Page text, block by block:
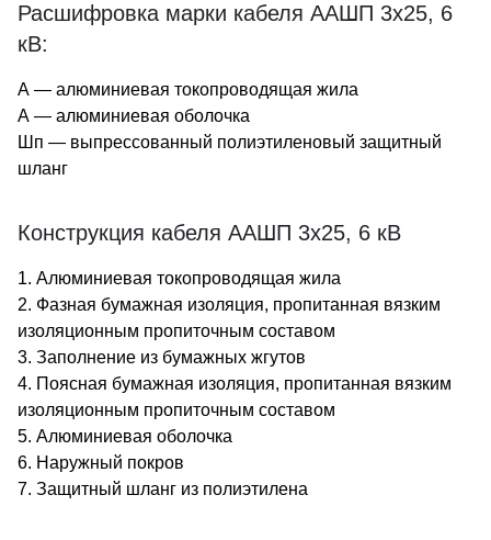
Расшифровка марки кабеля ААШП 3х25, 6
кВ:
А — алюминиевая токопроводящая жила
А — алюминиевая оболочка
Шп — выпрессованный полиэтиленовый защитный
шланг
Конструкция кабеля ААШП 3х25, 6 кВ
1. Алюминиевая токопроводящая жила
2. Фазная бумажная изоляция, пропитанная вязким
изоляционным пропиточным составом
3. Заполнение из бумажных жгутов
4. Поясная бумажная изоляция, пропитанная вязким
изоляционным пропиточным составом
5. Алюминиевая оболочка
6. Наружный покров
7. Защитный шланг из полиэтилена